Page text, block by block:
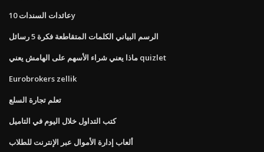
عائدات السندات 10y
الرسم البياني الكلمات المتقاطعة فكرة 5 رسائل
ماذا يعني شراء الأسهم على الهامش يعني quizlet
Eurobrokers zellik
تعلم تجارة السلع
كتب التداول خلال اليوم في التاميل
ألعاب إدارة الأموال عبر الإنترنت للطلاب